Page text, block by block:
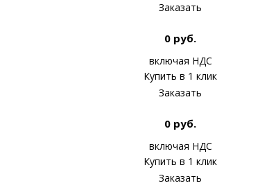
Заказать
0 руб.
включая НДС
Купить в 1 клик
Заказать
0 руб.
включая НДС
Купить в 1 клик
Заказать